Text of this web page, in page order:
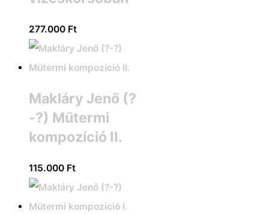
277.000 Ft
Makláry Jenő (?
-?) Műtermi
kompozíció II.
115.000 Ft